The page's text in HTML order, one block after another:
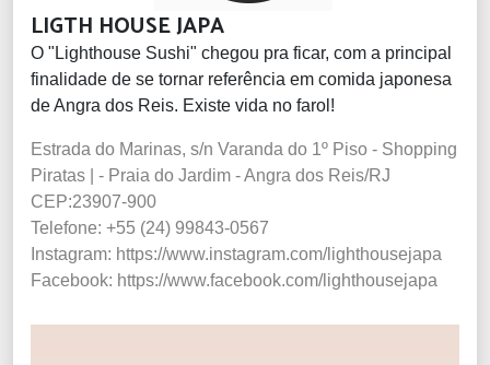
LIGTH HOUSE JAPA
O "Lighthouse Sushi" chegou pra ficar, com a principal
finalidade de se tornar referência em comida japonesa
de Angra dos Reis. Existe vida no farol!
Estrada do Marinas, s/n Varanda do 1º Piso - Shopping
Piratas | - Praia do Jardim - Angra dos Reis/RJ
CEP:23907-900
Telefone: +55 (24) 99843-0567
Instagram: https://www.instagram.com/lighthousejapa
Facebook: https://www.facebook.com/lighthousejapa